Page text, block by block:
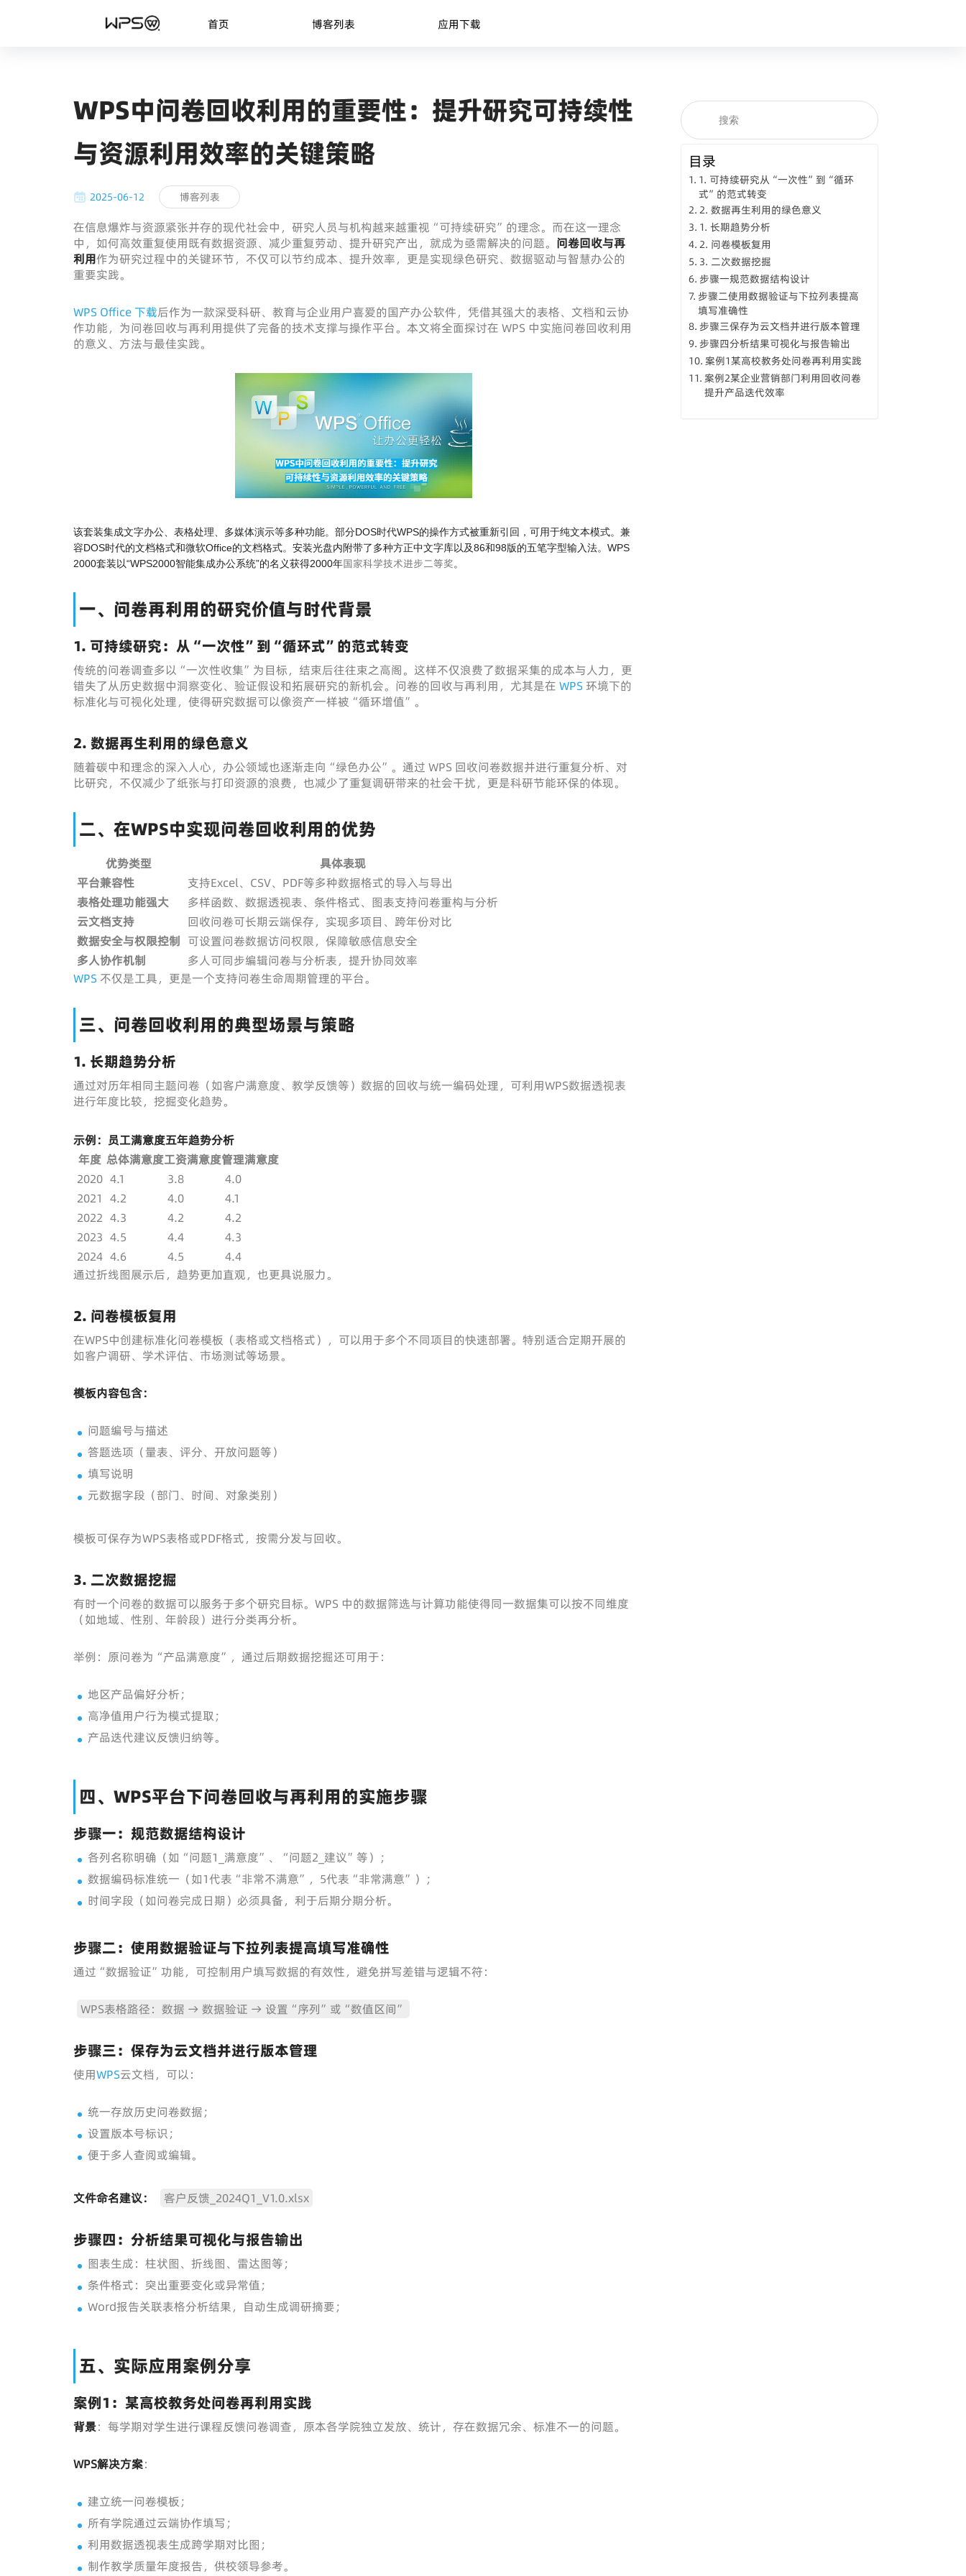
首页 博客列表 应用下载
WPS中问卷回收利用的重要性：提升研究可持续性
与资源利用效率的关键策略
2025-06-12 博客列表
在信息爆炸与资源紧张并存的现代社会中，研究人员与机构越来越重视“可持续研究”的理念。而在这一理念
中，如何高效重复使用既有数据资源、减少重复劳动、提升研究产出，就成为亟需解决的问题。 问卷回收与再
利用作为研究过程中的关键环节，不仅可以节约成本、提升效率，更是实现绿色研究、数据驱动与智慧办公的
重要实践。
WPS Office 下载后作为一款深受科研、教育与企业用户喜爱的国产办公软件，凭借其强大的表格、文档和云协
作功能，为问卷回收与再利用提供了完备的技术支撑与操作平台。本文将全面探讨在 WPS 中实施问卷回收利用
的意义、方法与最佳实践。
该套装集成文字办公、表格处理、多媒体演示等多种功能。部分DOS时代WPS的操作方式被重新引回，可用于纯文本模式。兼
容DOS时代的文档格式和微软Office的文档格式。安装光盘内附带了多种方正中文字库以及86和98版的五笔字型输入法。WPS
2000套装以“WPS2000智能集成办公系统”的名义获得2000年国家科学技术进步二等奖。
一、问卷再利用的研究价值与时代背景
1. 可持续研究：从“一次性”到“循环式”的范式转变
传统的问卷调查多以“一次性收集”为目标，结束后往往束之高阁。这样不仅浪费了数据采集的成本与人力，更
错失了从历史数据中洞察变化、验证假设和拓展研究的新机会。问卷的回收与再利用，尤其是在 WPS 环境下的
标准化与可视化处理，使得研究数据可以像资产一样被“循环增值”。
2. 数据再生利用的绿色意义
随着碳中和理念的深入人心，办公领域也逐渐走向“绿色办公”。通过 WPS 回收问卷数据并进行重复分析、对
比研究，不仅减少了纸张与打印资源的浪费，也减少了重复调研带来的社会干扰，更是科研节能环保的体现。
二、在WPS中实现问卷回收利用的优势
优势类型
具体表现
平台兼容性
支持Excel、CSV、PDF等多种数据格式的导入与导出
表格处理功能强大
多样函数、数据透视表、条件格式、图表支持问卷重构与分析
云文档支持
回收问卷可长期云端保存，实现多项目、跨年份对比
数据安全与权限控制 可设置问卷数据访问权限，保障敏感信息安全
多人协作机制
多人可同步编辑问卷与分析表，提升协同效率
WPS 不仅是工具，更是一个支持问卷生命周期管理的平台。
三、问卷回收利用的典型场景与策略
1. 长期趋势分析
通过对历年相同主题问卷（如客户满意度、教学反馈等）数据的回收与统一编码处理，可利用WPS数据透视表
进行年度比较，挖掘变化趋势。
示例：员工满意度五年趋势分析
年度 总体满意度工资满意度管理满意度
2020 4.1 3.8
4.0
2021 4.2 4.0
4.1
2022 4.3 4.2
4.2
2023 4.5 4.4
4.3
2024 4.6 4.5
4.4
通过折线图展示后，趋势更加直观，也更具说服力。
2. 问卷模板复用
在WPS中创建标准化问卷模板（表格或文档格式），可以用于多个不同项目的快速部署。特别适合定期开展的
如客户调研、学术评估、市场测试等场景。
模板内容包含：
问题编号与描述
答题选项（量表、评分、开放问题等）
填写说明
元数据字段（部门、时间、对象类别）
模板可保存为WPS表格或PDF格式，按需分发与回收。
3. 二次数据挖掘
有时一个问卷的数据可以服务于多个研究目标。WPS 中的数据筛选与计算功能使得同一数据集可以按不同维度
（如地域、性别、年龄段）进行分类再分析。
举例：原问卷为“产品满意度”，通过后期数据挖掘还可用于：
地区产品偏好分析；
高净值用户行为模式提取；
产品迭代建议反馈归纳等。
四、WPS平台下问卷回收与再利用的实施步骤
步骤一：规范数据结构设计
各列名称明确（如“问题1_满意度”、“问题2_建议”等）；
数据编码标准统一（如1代表“非常不满意”，5代表“非常满意”）；
时间字段（如问卷完成日期）必须具备，利于后期分期分析。
步骤二：使用数据验证与下拉列表提高填写准确性
通过“数据验证”功能，可控制用户填写数据的有效性，避免拼写差错与逻辑不符：
WPS表格路径：数据 → 数据验证 → 设置“序列”或“数值区间”
步骤三：保存为云文档并进行版本管理
使用WPS云文档，可以：
统一存放历史问卷数据；
设置版本号标识；
便于多人查阅或编辑。
文件命名建议： 客户反馈_2024Q1_V1.0.xlsx
步骤四：分析结果可视化与报告输出
图表生成：柱状图、折线图、雷达图等；
条件格式：突出重要变化或异常值；
Word报告关联表格分析结果，自动生成调研摘要；
五、实际应用案例分享
案例1：某高校教务处问卷再利用实践
背景：每学期对学生进行课程反馈问卷调查，原本各学院独立发放、统计，存在数据冗余、标准不一的问题。
WPS解决方案：
建立统一问卷模板；
所有学院通过云端协作填写；
利用数据透视表生成跨学期对比图；
制作教学质量年度报告，供校领导参考。
目录
1. 可持续研究从“一次性”到“循环
式”的范式转变
2. 数据再生利用的绿色意义
1. 长期趋势分析
2. 问卷模板复用
3. 二次数据挖掘
步骤一规范数据结构设计
步骤二使用数据验证与下拉列表提高
填写准确性
步骤三保存为云文档并进行版本管理
步骤四分析结果可视化与报告输出
案例1某高校教务处问卷再利用实践
案例2某企业营销部门利用回收问卷
提升产品迭代效率